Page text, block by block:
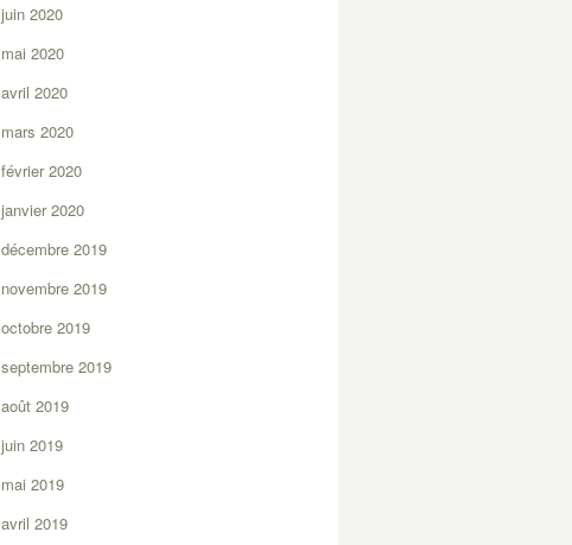
juin 2020
mai 2020
avril 2020
mars 2020
février 2020
janvier 2020
décembre 2019
novembre 2019
octobre 2019
septembre 2019
août 2019
juin 2019
mai 2019
avril 2019